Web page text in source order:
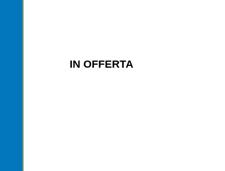
IN OFFERTA